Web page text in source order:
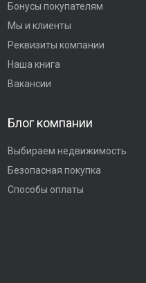
Бонусы покупателям
Мы и клиенты
Реквизиты компании
Наша книга
Вакансии
Блог компании
Выбираем недвижимость
Безопасная покупка
Способы оплаты